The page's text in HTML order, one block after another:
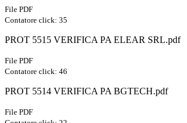
File PDF
Contatore click: 35
PROT 5515 VERIFICA PA ELEAR SRL.pdf
File PDF
Contatore click: 46
PROT 5514 VERIFICA PA BGTECH.pdf
File PDF